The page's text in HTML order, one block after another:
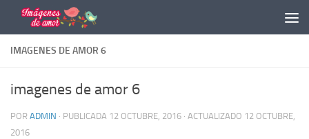
Saltar al contenido
IMAGENES DE AMOR 6
imagenes de amor 6
POR ADMIN · PUBLICADA 12 OCTUBRE, 2016 · ACTUALIZADO 12 OCTUBRE,
2016